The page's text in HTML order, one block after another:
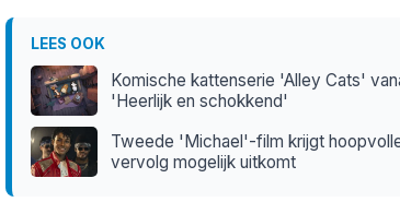
LEES OOK
Komische kattenserie 'Alley Cats'
'Heerlijk en schokkend'
Tweede 'Michael'-film krijgt
vervolg mogelijk uitkomt